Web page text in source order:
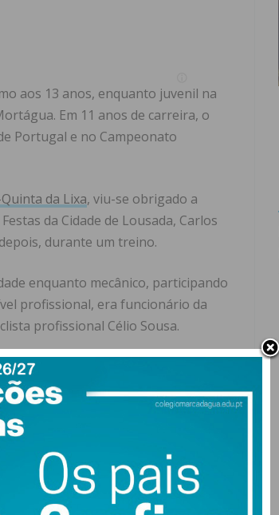
aos 13 anos, enquanto juvenil na
Em 11 anos de carreira, o
Portugal e no Campeonato
da Lixa, viu-se obrigado a
da Cidade de Lousada, Carlos
durante um treino.
enquanto mecânico, participando
profissional, era funcionário da
profissional Célio Sousa.
o IMEDIATO, Carlos Ribeiro